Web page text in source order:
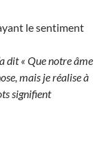
le sentiment
dit « Que notre âme
mais je réalise à
signifient